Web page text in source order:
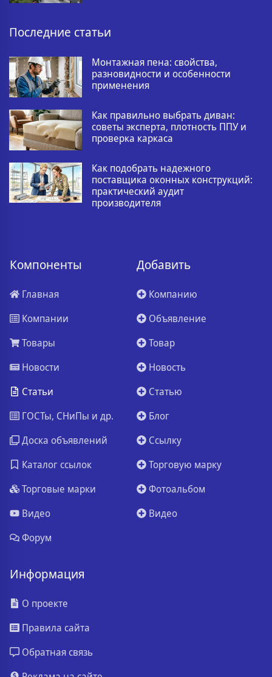
Последние статьи
Монтажная пена: свойства,
разновидности и особенности
применения
Как правильно выбрать диван:
советы эксперта, плотность ППУ и
проверка каркаса
Как подобрать надежного
поставщика оконных конструкций:
практический аудит
производителя
Компоненты
Главная
Компании
Товары
Новости
Статьи
ГОСТы, СНиПы и др.
Доска объявлений
Каталог ссылок
Торговые марки
Видео
Форум
Добавить
Компанию
Объявление
Товар
Новость
Статью
Блог
Ссылку
Торговую марку
Фотоальбом
Видео
Информация
О проекте
Правила сайта
Обратная связь